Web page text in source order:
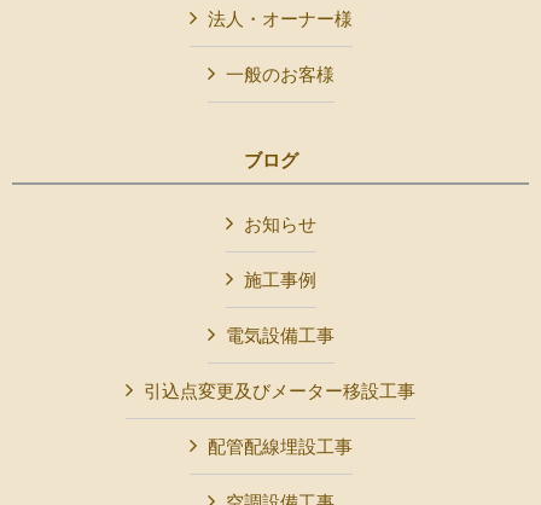
法人・オーナー様
一般のお客様
ブログ
お知らせ
施工事例
電気設備工事
引込点変更及びメーター移設工事
配管配線埋設工事